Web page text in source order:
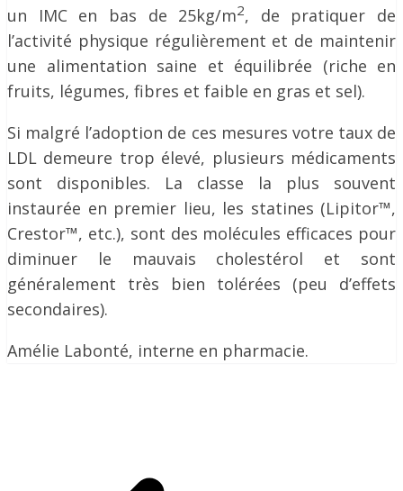
un IMC en bas de 25kg/m2, de pratiquer de
l’activité physique régulièrement et de maintenir
une alimentation saine et équilibrée (riche en
fruits, légumes, fibres et faible en gras et sel).
Si malgré l’adoption de ces mesures votre taux de
LDL demeure trop élevé, plusieurs médicaments
sont disponibles. La classe la plus souvent
instaurée en premier lieu, les statines (Lipitor™,
Crestor™, etc.), sont des molécules efficaces pour
diminuer le mauvais cholestérol et sont
généralement très bien tolérées (peu d’effets
secondaires).
Amélie Labonté, interne en pharmacie.